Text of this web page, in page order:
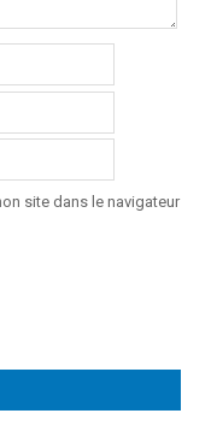
site dans le navigateur